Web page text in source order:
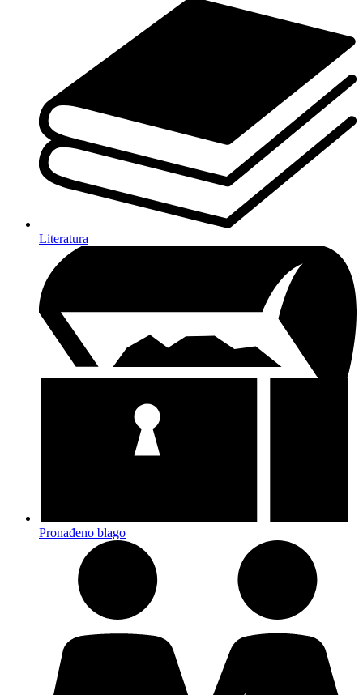
Literatura
Pronađeno blago